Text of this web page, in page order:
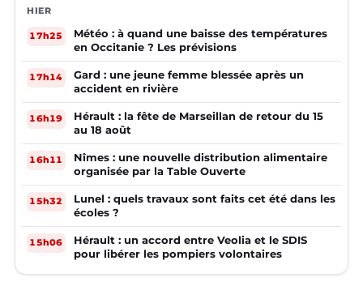
HIER
17h25
Météo : à quand une baisse des températures
en Occitanie ? Les prévisions
17h14
Gard : une jeune femme blessée après un
accident en rivière
16h19
Hérault : la fête de Marseillan de retour du 15
au 18 août
16h11
Nîmes : une nouvelle distribution alimentaire
organisée par la Table Ouverte
15h32
Lunel : quels travaux sont faits cet été dans les
écoles ?
15h06
Hérault : un accord entre Veolia et le SDIS
pour libérer les pompiers volontaires